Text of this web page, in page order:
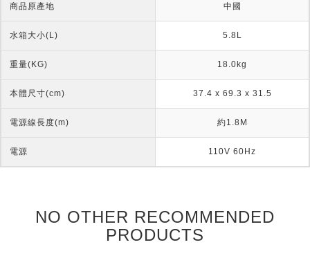
商品原產地 中國
水箱大小(L) 5.8L
重量(KG) 18.0kg
本體尺寸(cm) 37.4 x 69.3 x 31.5
電源線長度(m) 約1.8M
電源 110V 60Hz
NO OTHER RECOMMENDED
PRODUCTS